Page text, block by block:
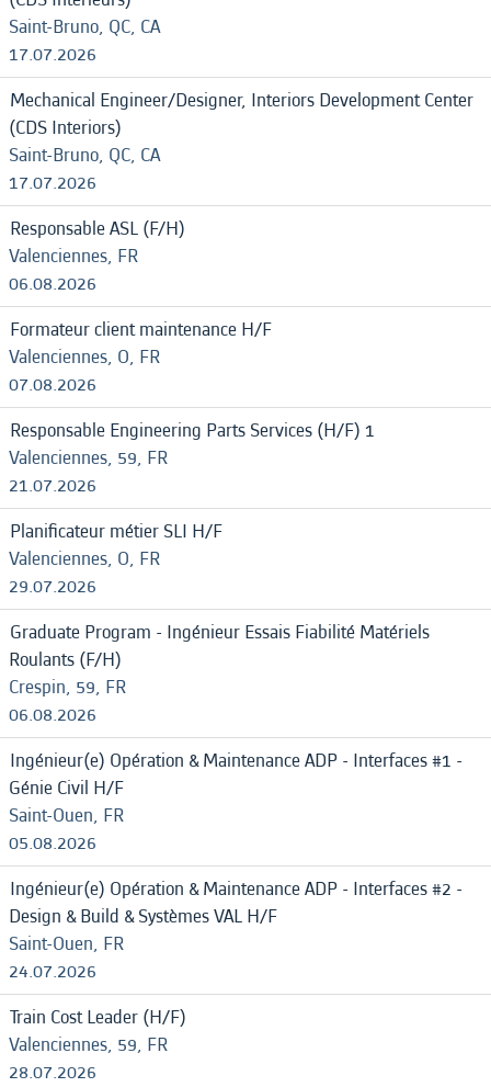
Saint-Bruno, QC, CA
17.07.2026
Mechanical Engineer/Designer, Interiors Development Center
(CDS Interiors)
Saint-Bruno, QC, CA
17.07.2026
Responsable ASL (F/H)
Valenciennes, FR
06.08.2026
Formateur client maintenance H/F
Valenciennes, O, FR
07.08.2026
Responsable Engineering Parts Services (H/F) 1
Valenciennes, 59, FR
21.07.2026
Planificateur métier SLI H/F
Valenciennes, O, FR
29.07.2026
Graduate Program - Ingénieur Essais Fiabilité Matériels
Roulants (F/H)
Crespin, 59, FR
06.08.2026
Ingénieur(e) Opération & Maintenance ADP - Interfaces #1 -
Génie Civil H/F
Saint-Ouen, FR
05.08.2026
Ingénieur(e) Opération & Maintenance ADP - Interfaces #2 -
Design & Build & Systèmes VAL H/F
Saint-Ouen, FR
24.07.2026
Train Cost Leader (H/F)
Valenciennes, 59, FR
28.07.2026